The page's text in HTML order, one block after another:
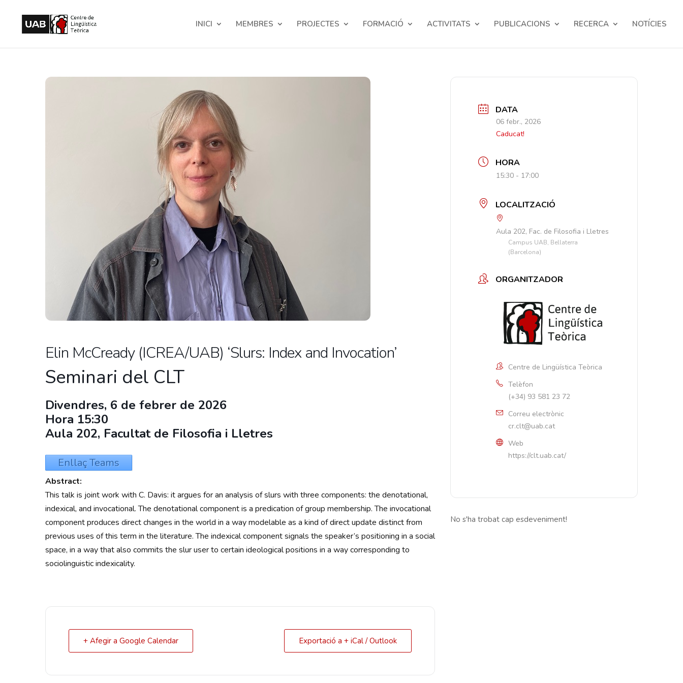
INICI MEMBRES PROJECTES FORMACIÓ ACTIVITATS PUBLICACIONS RECERCA NOTÍCIES
Elin McCready (ICREA/UAB) ‘Slurs: Index and Invocation’
Seminari del CLT
Divendres, 6 de febrer de 2026
Hora 15:30
Aula 202, Facultat de Filosofia i Lletres
Enllaç Teams
Abstract:
This talk is joint work with C. Davis: it argues for an analysis of slurs with three components: the denotational,
indexical, and invocational. The denotational component is a predication of group membership. The invocational
component produces direct changes in the world in a way modelable as a kind of direct update distinct from
previous uses of this term in the literature. The indexical component signals the speaker’s positioning in a social
space, in a way that also commits the slur user to certain ideological positions in a way corresponding to
sociolinguistic indexicality.
+ Afegir a Google Calendar Exportació a + iCal / Outlook
DATA
06 febr., 2026
Caducat!
HORA
15:30 - 17:00
LOCALITZACIÓ
Aula 202, Fac. de Filosofia i Lletres
Campus UAB, Bellaterra
(Barcelona)
ORGANITZADOR
Centre de Lingüística Teòrica
Telèfon
(+34) 93 581 23 72
Correu electrònic
cr.clt@uab.cat
Web
https://clt.uab.cat/
No s'ha trobat cap esdeveniment!